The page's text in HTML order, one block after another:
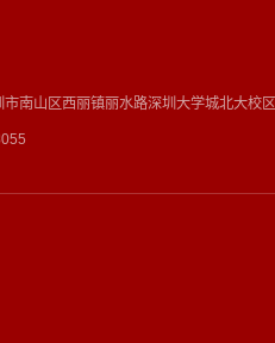
市南山区西丽镇丽水路深圳大学城北大校区